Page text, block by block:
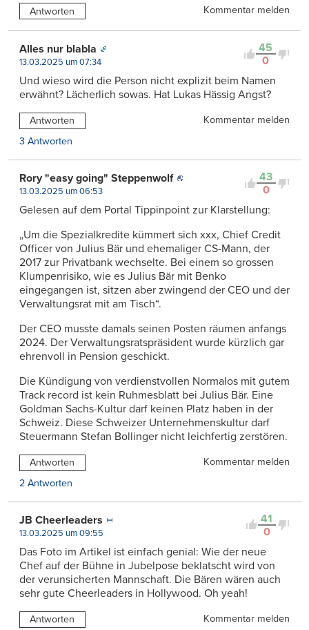
Antworten Kommentar melden
45
0
Alles nur blabla
13.03.2025 um 07:34
Und wieso wird die Person nicht explizit beim Namen
erwähnt? Lächerlich sowas. Hat Lukas Hässig Angst?
Antworten
Kommentar melden
3 Antworten
43
0
Rory "easy going" Steppenwolf
13.03.2025 um 06:53
Gelesen auf dem Portal Tippinpoint zur Klarstellung:
„Um die Spezialkredite kümmert sich xxx, Chief Credit
Officer von Julius Bär und ehemaliger CS-Mann, der
2017 zur Privatbank wechselte. Bei einem so grossen
Klumpenrisiko, wie es Julius Bär mit Benko
eingegangen ist, sitzen aber zwingend der CEO und der
Verwaltungsrat mit am Tisch“.
Der CEO musste damals seinen Posten räumen anfangs
2024. Der Verwaltungsratspräsident wurde kürzlich gar
ehrenvoll in Pension geschickt.
Die Kündigung von verdienstvollen Normalos mit gutem
Track record ist kein Ruhmesblatt bei Julius Bär. Eine
Goldman Sachs-Kultur darf keinen Platz haben in der
Schweiz. Diese Schweizer Unternehmenskultur darf
Steuermann Stefan Bollinger nicht leichfertig zerstören.
Antworten
Kommentar melden
2 Antworten
41
0
JB Cheerleaders
13.03.2025 um 09:55
Das Foto im Artikel ist einfach genial: Wie der neue
Chef auf der Bühne in Jubelpose beklatscht wird von
der verunsicherten Mannschaft. Die Bären wären auch
sehr gute Cheerleaders in Hollywood. Oh yeah!
Antworten
Kommentar melden